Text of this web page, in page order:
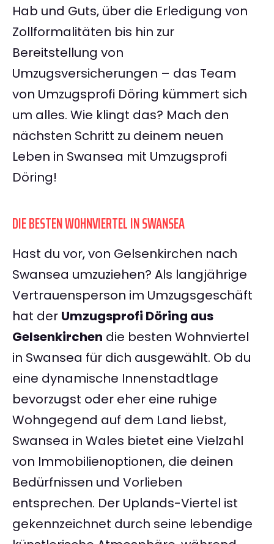
Hab und Guts, über die Erledigung von
Zollformalitäten bis hin zur
Bereitstellung von
Umzugsversicherungen – das Team
von Umzugsprofi Döring kümmert sich
um alles. Wie klingt das? Mach den
nächsten Schritt zu deinem neuen
Leben in Swansea mit Umzugsprofi
Döring!
DIE BESTEN WOHNVIERTEL IN SWANSEA
Hast du vor, von Gelsenkirchen nach
Swansea umzuziehen? Als langjährige
Vertrauensperson im Umzugsgeschäft
hat der Umzugsprofi Döring aus
Gelsenkirchen die besten Wohnviertel
in Swansea für dich ausgewählt. Ob du
eine dynamische Innenstadtlage
bevorzugst oder eher eine ruhige
Wohngegend auf dem Land liebst,
Swansea in Wales bietet eine Vielzahl
von Immobilienoptionen, die deinen
Bedürfnissen und Vorlieben
entsprechen. Der Uplands-Viertel ist
gekennzeichnet durch seine lebendige